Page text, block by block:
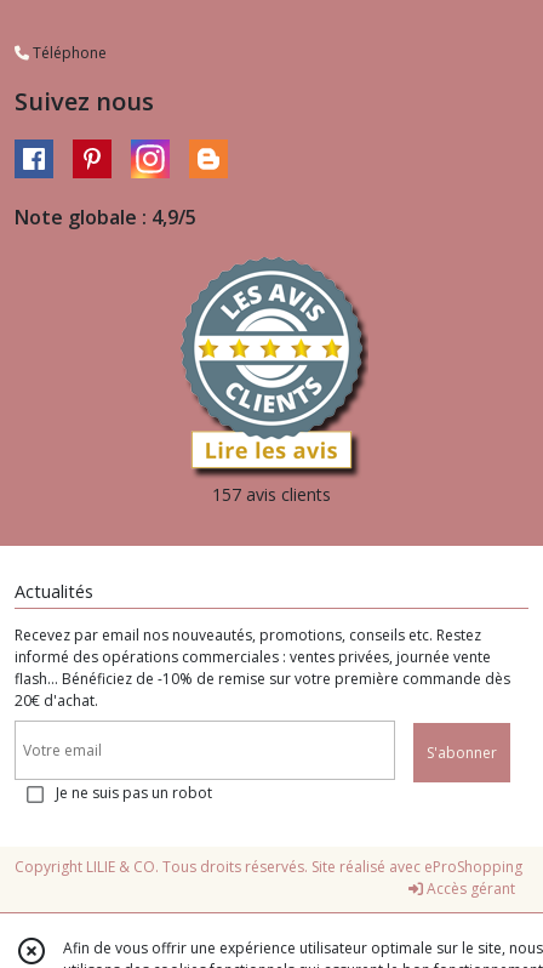
Téléphone
Suivez nous
Note globale : 4,9/5
157 avis clients
Actualités
Recevez par email nos nouveautés, promotions, conseils etc. Restez
informé des opérations commerciales : ventes privées, journée vente
flash... Bénéficiez de -10% de remise sur votre première commande dès
20€ d'achat.
S'abonner
Je ne suis pas un robot
Copyright LILIE & CO. Tous droits réservés. Site réalisé avec eProShopping
Accès gérant
Afin de vous offrir une expérience utilisateur optimale sur le site, nous